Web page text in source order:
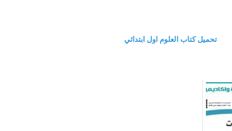
تحميل كتاب العلوم اول ابتدائي